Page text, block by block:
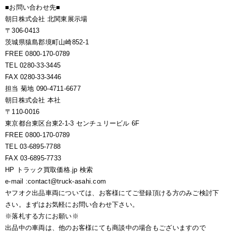
■お問い合わせ先■
朝日株式会社 北関東展示場
〒306-0413
茨城県猿島郡境町山崎852-1
FREE 0800-170-0789
TEL 0280-33-3445
FAX 0280-33-3446
担当 菊地 090-4711-6677
朝日株式会社 本社
〒110-0016
東京都台東区台東2-1-3 センチュリービル 6F
FREE 0800-170-0789
TEL 03-6895-7788
FAX 03-6895-7733
HP トラック買取価格.jp 検索
e-mail :contact@truck-asahi.com
ヤフオク出品車両については、お客様にてご登録頂ける方のみご検討下
さい。まずはお気軽にお問い合わせ下さい。
※落札する方にお願い※
出品中の車両は、他のお客様にても商談中の場合もございますので